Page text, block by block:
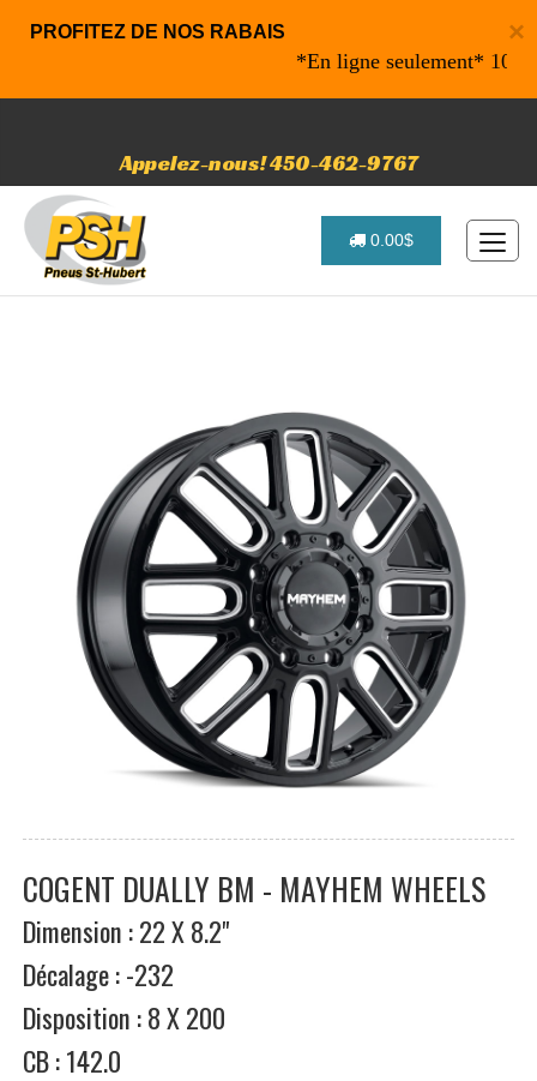
×
PROFITEZ DE NOS RABAIS
*En ligne seulement* 10% de
Appelez-nous! 450-462-9767
0.00$
COGENT DUALLY BM - MAYHEM WHEELS
Dimension : 22 X 8.2"
Décalage : -232
Disposition : 8 X 200
CB : 142.0